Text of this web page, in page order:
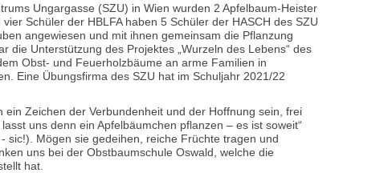
Ungargasse (SZU) in Wien wurden 2 Apfelbaum-Heister
Schüler der HBLFA haben 5 Schüler der HASCH des SZU
angewiesen und mit ihnen gemeinsam die Pflanzung
die Unterstützung des Projektes „Wurzeln des Lebens“ des
Obst- und Feuerholzbäume an arme Familien in
Eine Übungsfirma des SZU hat im Schuljahr 2021/22
ein Zeichen der Verbundenheit und der Hoffnung sein, frei
uns denn ein Apfelbäumchen pflanzen – es ist soweit“
sic!). Mögen sie gedeihen, reiche Früchte tragen und
uns bei der Obstbaumschule Oswald, welche die
hat.